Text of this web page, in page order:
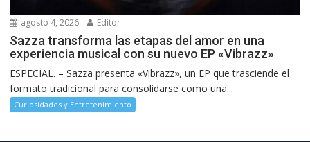
agosto 4, 2026 Editor
Sazza transforma las etapas del amor en una
experiencia musical con su nuevo EP «Vibrazz»
ESPECIAL. – Sazza presenta «Vibrazz», un EP que trasciende el
formato tradicional para consolidarse como una...
Curiosidades y Entretenimiento